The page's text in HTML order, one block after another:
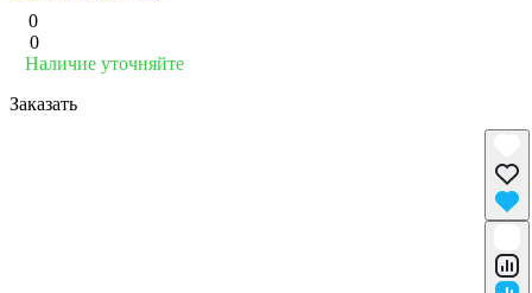
0
0
Наличие уточняйте
Заказать